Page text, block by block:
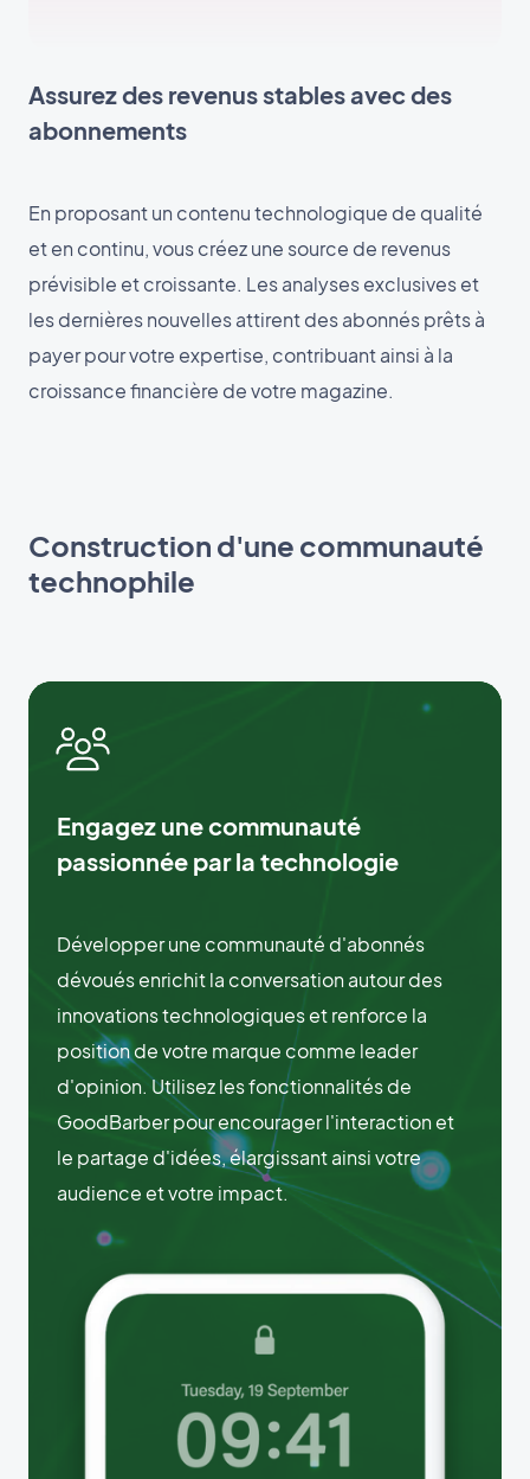
Assurez des revenus stables avec des
abonnements
En proposant un contenu technologique de qualité
et en continu, vous créez une source de revenus
prévisible et croissante. Les analyses exclusives et
les dernières nouvelles attirent des abonnés prêts à
payer pour votre expertise, contribuant ainsi à la
croissance financière de votre magazine.
Construction d'une communauté
technophile
Engagez une communauté
passionnée par la technologie
Développer une communauté d'abonnés
dévoués enrichit la conversation autour des
innovations technologiques et renforce la
position de votre marque comme leader
d'opinion. Utilisez les fonctionnalités de
GoodBarber pour encourager l'interaction et
le partage d'idées, élargissant ainsi votre
audience et votre impact.